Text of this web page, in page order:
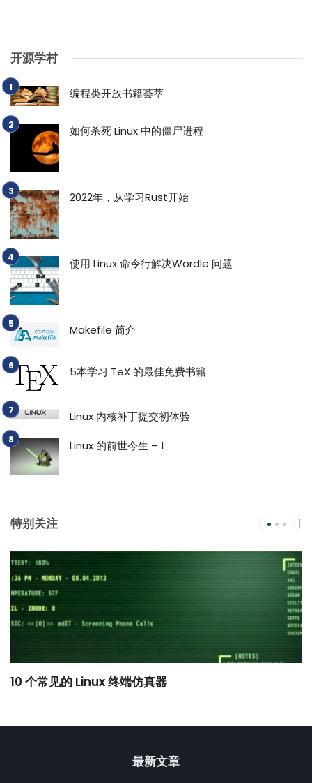
开源学村
编程类开放书籍荟萃
如何杀死 Linux 中的僵尸进程
2022年，从学习Rust开始
使用 Linux 命令行解决Wordle 问题
Makefile 简介
5本学习 TeX 的最佳免费书籍
Linux 内核补丁提交初体验
Linux 的前世今生 – 1
特别关注
10 个常见的 Linux 终端仿真器
最新文章